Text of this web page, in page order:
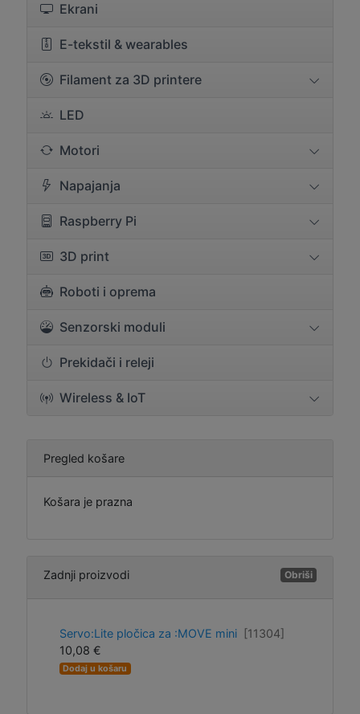
Ekrani
E-tekstil & wearables
Filament za 3D printere
LED
Motori
Napajanja
Raspberry Pi
3D print
Roboti i oprema
Senzorski moduli
Prekidači i releji
Wireless & IoT
Pregled košare
Košara je prazna
Zadnji proizvodi Obriši
Servo:Lite pločica za :MOVE mini
[11304]
10,08 €
Dodaj u košaru